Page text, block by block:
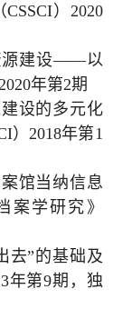
CSSCI） 2020
源建设——以
2020年第2期
设的多元化
） 2018年第1
馆当纳信息
案学研究》
去”的基础及
年第9期，独